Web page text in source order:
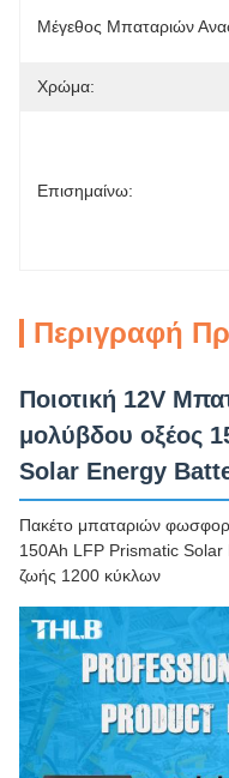
Μέγεθος Μπαταριών
Χρώμα:
Επισημαίνω:
Περιγραφή
Ποιοτική 12V
μολύβδου οξέος
Solar Energy
Πακέτο μπαταριών
150Ah LFP Prismatic Solar
ζωής 1200 κύκλων